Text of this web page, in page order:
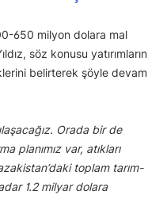
650 milyon dolara mal
söz konusu yatırımların
belirterek şöyle devam
Orada bir de
planımız var, atıkları
toplam tarım-
1.2 milyar dolara